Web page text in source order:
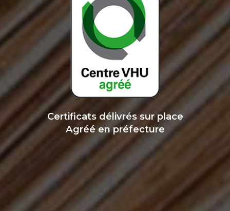
Certificats délivrés sur place
Agréé en préfecture